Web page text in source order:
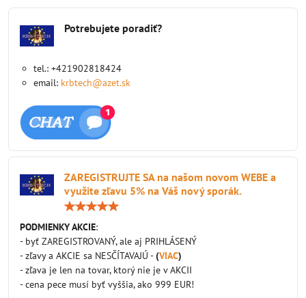
Potrebujete poradiť?
tel.: +421902818424
email: krbtech@azet.sk
ZAREGISTRUJTE SA na našom novom WEBE a
využite zľavu 5% na Váš nový sporák.
PODMIENKY AKCIE:
- byť ZAREGISTROVANÝ, ale aj PRIHLÁSENÝ
- zľavy a AKCIE sa NESČÍTAVAJÚ -(VIAC)
- zľava je len na tovar, ktorý nie je v AKCII
- cena pece musí byť vyššia, ako 999 EUR!